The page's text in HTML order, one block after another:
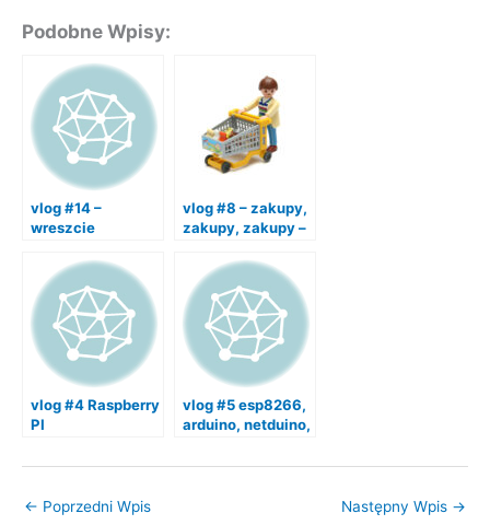
Podobne Wpisy:
vlog #14 –
wreszcie
składanie robota i
szoping na
bazarku :)
vlog #8 – zakupy,
zakupy, zakupy –
aliexpress kupić
co trza do robota
vlog #4 Raspberry
PI
vlog #5 esp8266,
arduino, netduino,
:)
← Poprzedni Wpis Następny Wpis →